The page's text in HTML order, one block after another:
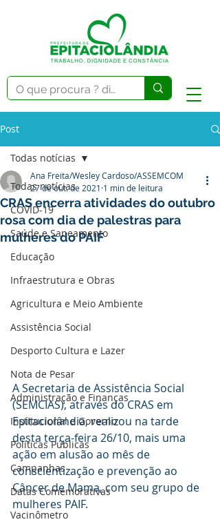
Post
Todas notícias
COVID-19
Saúde e Saneamento
Educação
Infraestrutura e Obras
Agricultura e Meio Ambiente
Assistência Social
Desporto Cultura e Lazer
Nota de Pesar
Administração e Finanças
Institucional e Governo
Políticas Públicas
Campanhas
Datas Comemorativas
Vacinômetro
Todas notícias
CRAS encerra atividades do outubro
rosa com dia de palestras para
mulheres do PAIF
Ana Freita/Wesley Cardoso/ASSEMCOM
27 de out. de 2021 1 min de leitura
A Secretaria de Assistência Social
(SEMCIAS), através do CRAS em
Epitaciolândia, realizou na tarde
desta terça-feira 26/10, mais uma
ação em alusão ao mês de
conscientização e prevenção ao
Câncer de Mama, com seu grupo de
mulheres PAIF.